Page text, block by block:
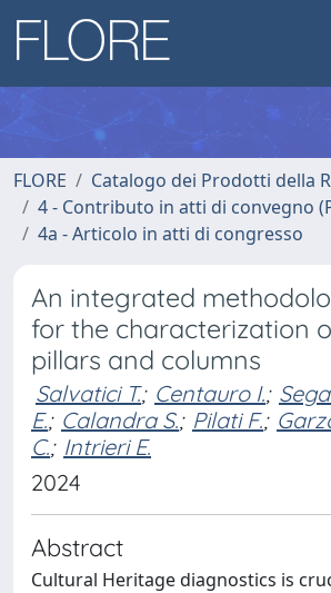
FLORE
Catalogo dei Prodotti della
4 - Contributo in atti di convegno
4a - Articolo in atti di congresso
An integrated
for the characterization
pillars and columns
Salvatici T.; Centauro I.;
E.; Calandra S.; Pilati F.;
C.; Intrieri E.
2024
Abstract
Cultural Heritage diagnostics is